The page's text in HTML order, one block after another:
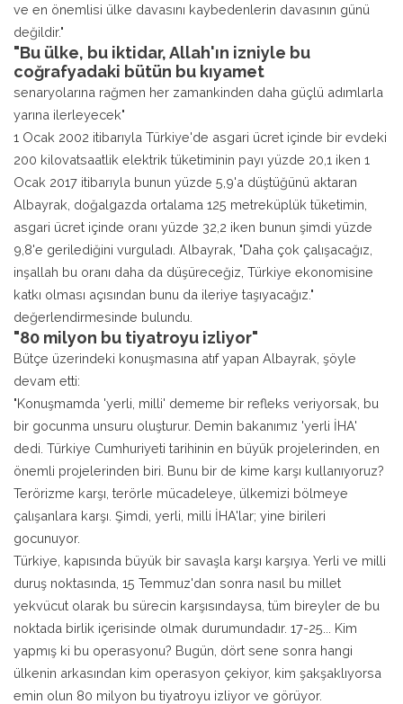
ve en önemlisi ülke davasını kaybedenlerin davasının günü
değildir."
"Bu ülke, bu iktidar, Allah'ın izniyle bu
coğrafyadaki bütün bu kıyamet
senaryolarına rağmen her zamankinden daha güçlü adımlarla
yarına ilerleyecek"
1 Ocak 2002 itibarıyla Türkiye'de asgari ücret içinde bir evdeki
200 kilovatsaatlik elektrik tüketiminin payı yüzde 20,1 iken 1
Ocak 2017 itibarıyla bunun yüzde 5,9'a düştüğünü aktaran
Albayrak, doğalgazda ortalama 125 metreküplük tüketimin,
asgari ücret içinde oranı yüzde 32,2 iken bunun şimdi yüzde
9,8'e gerilediğini vurguladı. Albayrak, "Daha çok çalışacağız,
inşallah bu oranı daha da düşüreceğiz, Türkiye ekonomisine
katkı olması açısından bunu da ileriye taşıyacağız."
değerlendirmesinde bulundu.
"80 milyon bu tiyatroyu izliyor"
Bütçe üzerindeki konuşmasına atıf yapan Albayrak, şöyle
devam etti:
"Konuşmamda 'yerli, milli' dememe bir refleks veriyorsak, bu
bir gocunma unsuru oluşturur. Demin bakanımız 'yerli İHA'
dedi. Türkiye Cumhuriyeti tarihinin en büyük projelerinden, en
önemli projelerinden biri. Bunu bir de kime karşı kullanıyoruz?
Terörizme karşı, terörle mücadeleye, ülkemizi bölmeye
çalışanlara karşı. Şimdi, yerli, milli İHA'lar; yine birileri
gocunuyor.
Türkiye, kapısında büyük bir savaşla karşı karşıya. Yerli ve milli
duruş noktasında, 15 Temmuz'dan sonra nasıl bu millet
yekvücut olarak bu sürecin karşısındaysa, tüm bireyler de bu
noktada birlik içerisinde olmak durumundadır. 17-25... Kim
yapmış ki bu operasyonu? Bugün, dört sene sonra hangi
ülkenin arkasından kim operasyon çekiyor, kim şakşaklıyorsa
emin olun 80 milyon bu tiyatroyu izliyor ve görüyor.